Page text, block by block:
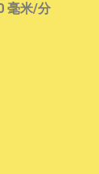
毫米/分